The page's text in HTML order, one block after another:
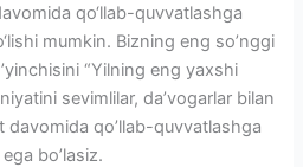
qo‘llab-quvvatlashga
mumkin. Bizning eng so’nggi
“Yilning eng yaxshi
sevimlilar, da’vogarlar bilan
davomida qo’llab-quvvatlashga
bo’lasiz.